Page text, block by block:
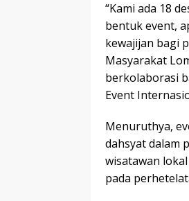
“Kami ada 18
bentuk event,
kewajijan bagi
Masyarakat
berkolaborasi
Event
Menuruthya,
dahsyat dalam
wisatawan
pada